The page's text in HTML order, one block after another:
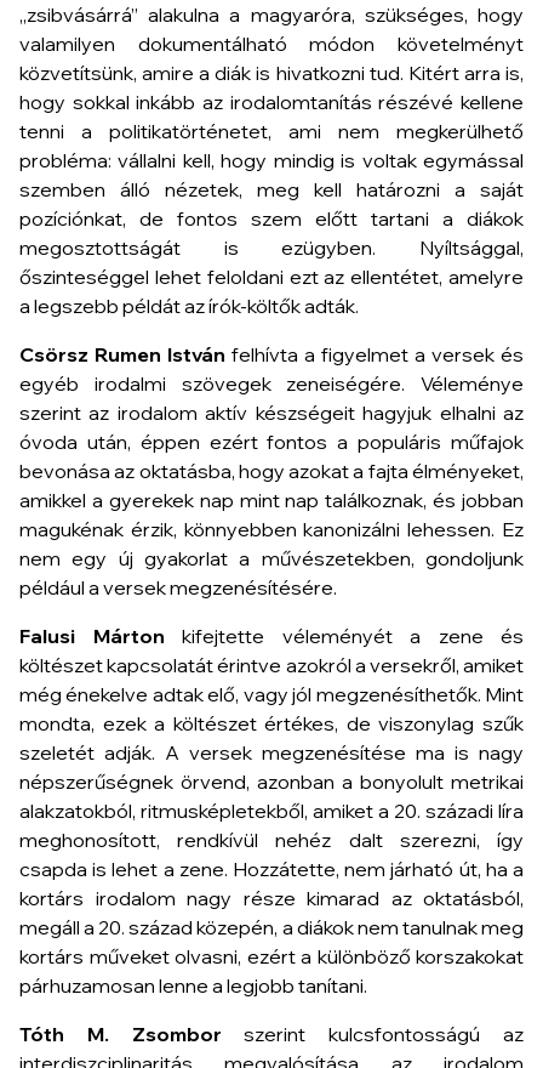
„zsibvásárrá” alakulna a magyaróra, szükséges, hogy
valamilyen dokumentálható módon követelményt
közvetítsünk, amire a diák is hivatkozni tud. Kitért arra is,
hogy sokkal inkább az irodalomtanítás részévé kellene
tenni a politikatörténetet, ami nem megkerülhető
probléma: vállalni kell, hogy mindig is voltak egymással
szemben álló nézetek, meg kell határozni a saját
pozíciónkat, de fontos szem előtt tartani a diákok
megosztottságát is ezügyben. Nyíltsággal,
őszinteséggel lehet feloldani ezt az ellentétet, amelyre
a legszebb példát az írók-költők adták.
Csörsz Rumen István felhívta a figyelmet a versek és
egyéb irodalmi szövegek zeneiségére. Véleménye
szerint az irodalom aktív készségeit hagyjuk elhalni az
óvoda után, éppen ezért fontos a populáris műfajok
bevonása az oktatásba, hogy azokat a fajta élményeket,
amikkel a gyerekek nap mint nap találkoznak, és jobban
magukénak érzik, könnyebben kanonizálni lehessen. Ez
nem egy új gyakorlat a művészetekben, gondoljunk
például a versek megzenésítésére.
Falusi Márton kifejtette véleményét a zene és
költészet kapcsolatát érintve azokról a versekről, amiket
még énekelve adtak elő, vagy jól megzenésíthetők. Mint
mondta, ezek a költészet értékes, de viszonylag szűk
szeletét adják. A versek megzenésítése ma is nagy
népszerűségnek örvend, azonban a bonyolult metrikai
alakzatokból, ritmusképletekből, amiket a 20. századi líra
meghonosított, rendkívül nehéz dalt szerezni, így
csapda is lehet a zene. Hozzátette, nem járható út, ha a
kortárs irodalom nagy része kimarad az oktatásból,
megáll a 20. század közepén, a diákok nem tanulnak meg
kortárs műveket olvasni, ezért a különböző korszakokat
párhuzamosan lenne a legjobb tanítani.
Tóth M. Zsombor szerint kulcsfontosságú az
interdiszciplinaritás megvalósítása az irodalom